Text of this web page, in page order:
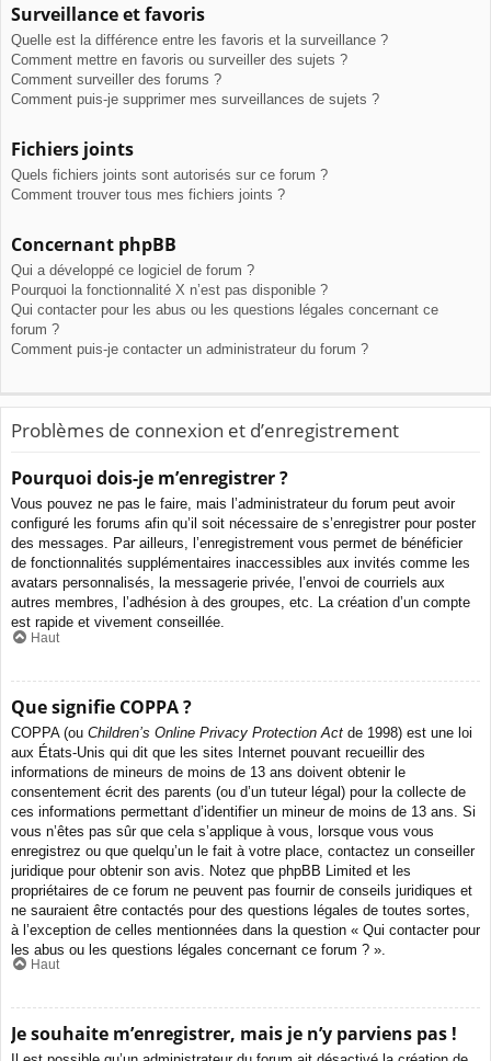
Surveillance et favoris
Quelle est la différence entre les favoris et la surveillance ?
Comment mettre en favoris ou surveiller des sujets ?
Comment surveiller des forums ?
Comment puis-je supprimer mes surveillances de sujets ?
Fichiers joints
Quels fichiers joints sont autorisés sur ce forum ?
Comment trouver tous mes fichiers joints ?
Concernant phpBB
Qui a développé ce logiciel de forum ?
Pourquoi la fonctionnalité X n’est pas disponible ?
Qui contacter pour les abus ou les questions légales concernant ce
forum ?
Comment puis-je contacter un administrateur du forum ?
Problèmes de connexion et d’enregistrement
Pourquoi dois-je m’enregistrer ?
Vous pouvez ne pas le faire, mais l’administrateur du forum peut avoir
configuré les forums afin qu’il soit nécessaire de s’enregistrer pour poster
des messages. Par ailleurs, l’enregistrement vous permet de bénéficier
de fonctionnalités supplémentaires inaccessibles aux invités comme les
avatars personnalisés, la messagerie privée, l’envoi de courriels aux
autres membres, l’adhésion à des groupes, etc. La création d’un compte
est rapide et vivement conseillée.
Haut
Que signifie COPPA ?
COPPA (ou Children’s Online Privacy Protection Act de 1998) est une loi
aux États-Unis qui dit que les sites Internet pouvant recueillir des
informations de mineurs de moins de 13 ans doivent obtenir le
consentement écrit des parents (ou d’un tuteur légal) pour la collecte de
ces informations permettant d’identifier un mineur de moins de 13 ans. Si
vous n’êtes pas sûr que cela s’applique à vous, lorsque vous vous
enregistrez ou que quelqu’un le fait à votre place, contactez un conseiller
juridique pour obtenir son avis. Notez que phpBB Limited et les
propriétaires de ce forum ne peuvent pas fournir de conseils juridiques et
ne sauraient être contactés pour des questions légales de toutes sortes,
à l’exception de celles mentionnées dans la question « Qui contacter pour
les abus ou les questions légales concernant ce forum ? ».
Haut
Je souhaite m’enregistrer, mais je n’y parviens pas !